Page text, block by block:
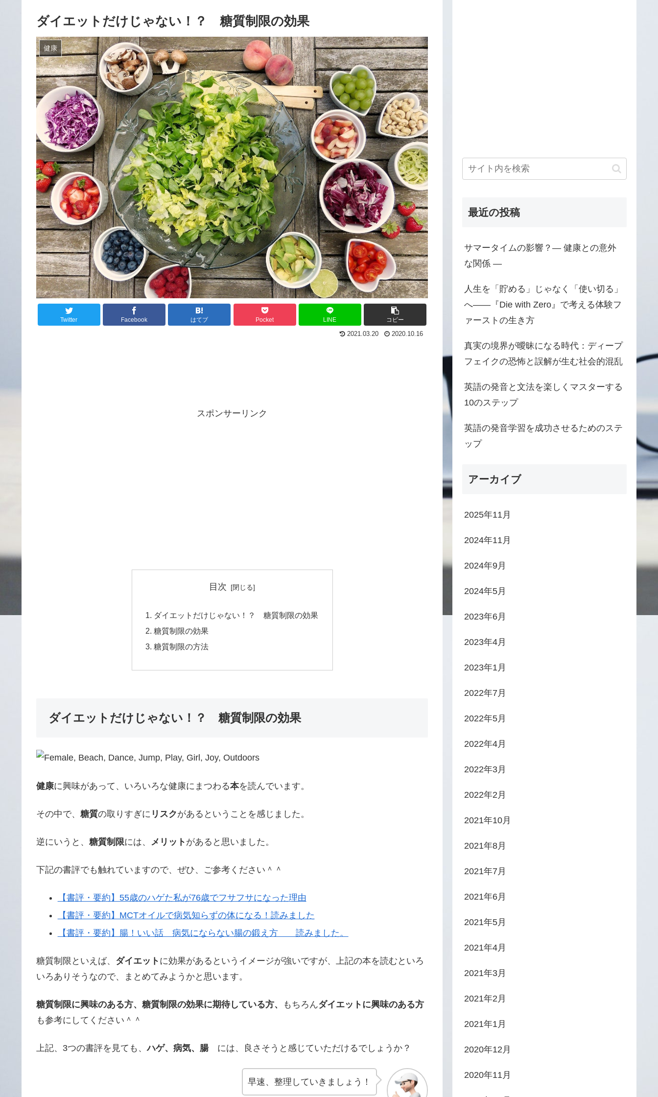
ダイエットだけじゃない！？ 糖質制限の効果
健康
Twitter Facebook はてブ Pocket LINE コピー
2021.03.20 2020.10.16
スポンサーリンク
目次
ダイエットだけじゃない！？ 糖質制限の効果
糖質制限の効果
糖質制限の方法
ダイエットだけじゃない！？ 糖質制限の効果
健康に興味があって、いろいろな健康にまつわる本を読んでいます。
その中で、 糖質の取りすぎに リスクがあるということを感じました。
逆にいうと、 糖質制限には、 メリット があると思いました。
下記の書評でも触れていますので、ぜひ、ご参考ください＾＾
【書評・要約】55歳のハゲた私が76歳でフサフサになった理由
【書評・要約】MCTオイルで病気知らずの体になる！読みました
【書評・要約】腸！いい話 病気にならない腸の鍛え方 読みました。
糖質制限といえば、 ダイエット に効果があるというイメージが強いですが、上記の本を読むといろ
いろありそうなので、まとめてみようかと思います。
糖質制限に興味のある方、糖質制限の効果に期待している方、 もちろんダイエットに興味のある方
も参考にしてください＾＾
上記、3つの書評を見ても、ハゲ、病気、腸には、良さそうと感じていただけるでしょうか？
早速、整理していきましょう！
最近の投稿
サマータイムの影響？― 健康との意外
な関係 ―
人生を「貯める」じゃなく「使い切る」
へ――『Die with Zero』で考える体験フ
ァーストの生き方
真実の境界が曖昧になる時代：ディープ
フェイクの恐怖と誤解が生む社会的混乱
英語の発音と文法を楽しくマスターする
10のステップ
英語の発音学習を成功させるためのステ
ップ
アーカイブ
2025年11月
2024年11月
2024年9月
2024年5月
2023年6月
2023年4月
2023年1月
2022年7月
2022年5月
2022年4月
2022年3月
2022年2月
2021年10月
2021年8月
2021年7月
2021年6月
2021年5月
2021年4月
2021年3月
2021年2月
2021年1月
2020年12月
2020年11月